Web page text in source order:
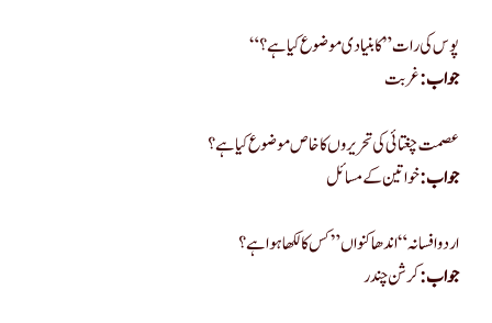
“پوس کی رات” کا بنیادی موضوع کیا ہے؟
جواب:غربت
عصمت چغتائی کی تحریروں کا خاص موضوع کیا ہے؟
جواب:خواتین کے مسائل
اردو افسانہ “اندھا کنواں” کس کا لکھا ہوا ہے؟
جواب:کرشن چندر